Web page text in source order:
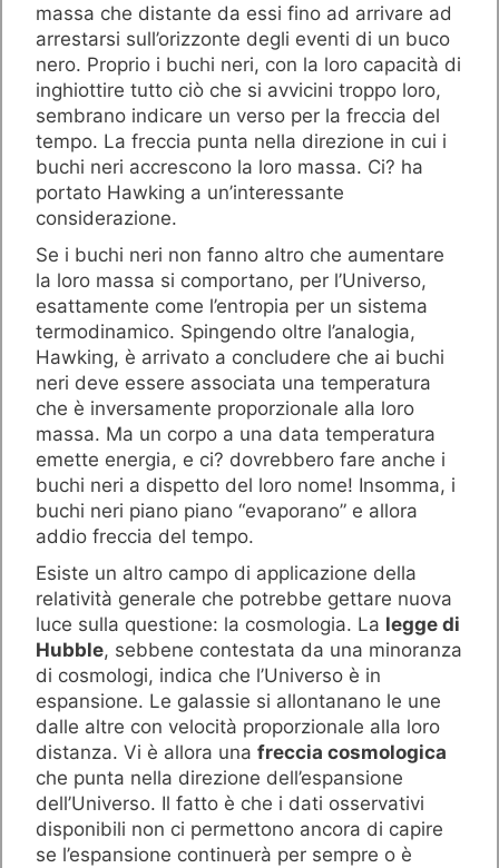
massa che distante da essi fino ad arrivare ad
arrestarsi sull’orizzonte degli eventi di un buco
nero. Proprio i buchi neri, con la loro capacità di
inghiottire tutto ciò che si avvicini troppo loro,
sembrano indicare un verso per la freccia del
tempo. La freccia punta nella direzione in cui i
buchi neri accrescono la loro massa. Ci? ha
portato Hawking a un’interessante
considerazione.
Se i buchi neri non fanno altro che aumentare
la loro massa si comportano, per l’Universo,
esattamente come l’entropia per un sistema
termodinamico. Spingendo oltre l’analogia,
Hawking, è arrivato a concludere che ai buchi
neri deve essere associata una temperatura
che è inversamente proporzionale alla loro
massa. Ma un corpo a una data temperatura
emette energia, e ci? dovrebbero fare anche i
buchi neri a dispetto del loro nome! Insomma, i
buchi neri piano piano “evaporano” e allora
addio freccia del tempo.
Esiste un altro campo di applicazione della
relatività generale che potrebbe gettare nuova
luce sulla questione: la cosmologia. La legge di
Hubble, sebbene contestata da una minoranza
di cosmologi, indica che l’Universo è in
espansione. Le galassie si allontanano le une
dalle altre con velocità proporzionale alla loro
distanza. Vi è allora una freccia cosmologica
che punta nella direzione dell’espansione
dell’Universo. Il fatto è che i dati osservativi
disponibili non ci permettono ancora di capire
se l’espansione continuerà per sempre o è